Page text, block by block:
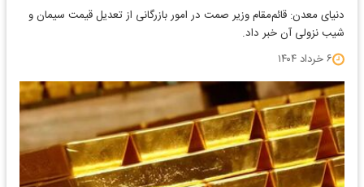
دنیای معدن: قائم‌مقام وزیر صمت در امور بازرگانی از تعدیل قیمت سیمان و
شیب نزولی آن خبر داد.
۶ خرداد ۱۴۰۴